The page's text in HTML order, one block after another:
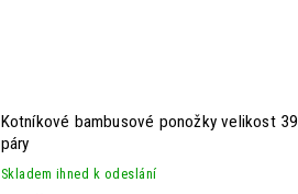
Kotníkové bambusové ponožky velikost
páry
Skladem ihned k odeslání